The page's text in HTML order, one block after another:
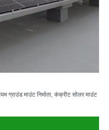
ग्राउंड माउंट निर्माता, कंक्रीट सोलर माउंट